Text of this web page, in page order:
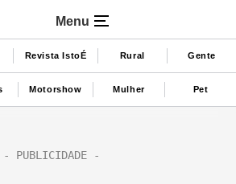
Menu
Revista IstoÉ Rural Gente
Motorshow Mulher Pet